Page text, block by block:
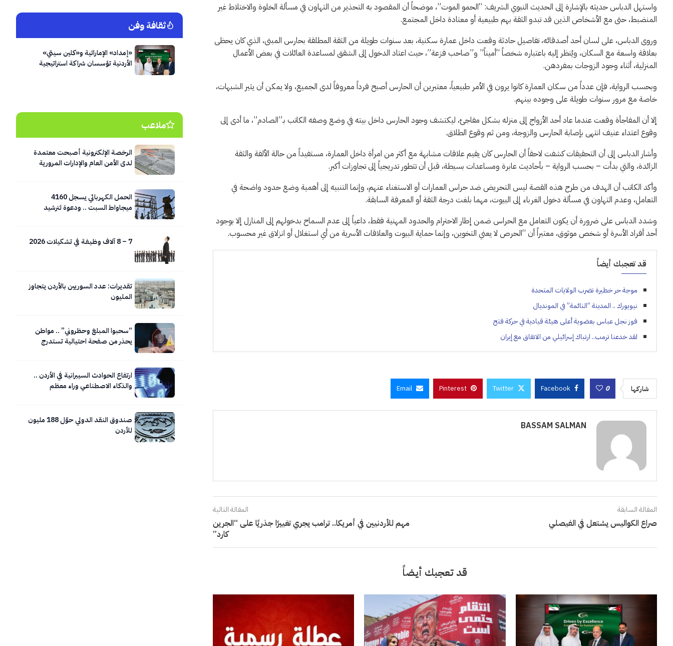
واستهل الدباس حديثه بالإشارة إلى الحديث النبوي الشريف: “الحمو الموت”، موضحاً أن المقصود به التحذير من التهاون في مسألة الخلوة والاختلاط غير
المنضبط، حتى مع الأشخاص الذين قد تبدو الثقة بهم طبيعية أو معتادة داخل المجتمع.
وروى الدباس، على لسان أحد أصدقائه، تفاصيل حادثة وقعت داخل عمارة سكنية، بعد سنوات طويلة من الثقة المطلقة بحارس المبنى، الذي كان يحظى
بعلاقة واسعة مع السكان، ويُنظر إليه باعتباره شخصاً “أميناً” و”صاحب فزعة”، حيث اعتاد الدخول إلى الشقق لمساعدة العائلات في بعض الأعمال
المنزلية، أثناء وجود الزوجات بمفردهن.
وبحسب الرواية، فإن عدداً من سكان العمارة كانوا يرون في الأمر طبيعياً، معتبرين أن الحارس أصبح فرداً معروفاً لدى الجميع، ولا يمكن أن يثير الشبهات،
خاصة مع مرور سنوات طويلة على وجوده بينهم.
إلا أن المفاجأة وقعت عندما عاد أحد الأزواج إلى منزله بشكل مفاجئ، ليكتشف وجود الحارس داخل بيته في وضع وصفه الكاتب بـ”الصادم”، ما أدى إلى
وقوع اعتداء عنيف انتهى بإصابة الحارس والزوجة، ومن ثم وقوع الطلاق.
وأشار الدباس إلى أن التحقيقات كشفت لاحقاً أن الحارس كان يقيم علاقات مشابهة مع أكثر من امرأة داخل العمارة، مستفيداً من حالة الألفة والثقة
الزائدة، والتي بدأت – بحسب الرواية – بأحاديث عابرة ومساعدات بسيطة، قبل أن تتطور تدريجياً إلى تجاوزات أكبر.
وأكد الكاتب أن الهدف من طرح هذه القصة ليس التحريض ضد حراس العمارات أو الاستغناء عنهم، وإنما التنبيه إلى أهمية وضع حدود واضحة في
التعامل، وعدم التهاون في مسألة دخول الغرباء إلى البيوت، مهما بلغت درجة الثقة أو المعرفة السابقة.
وشدد الدباس على ضرورة أن يكون التعامل مع الحراس ضمن إطار الاحترام والحدود المهنية فقط، داعياً إلى عدم السماح بدخولهم إلى المنازل إلا بوجود
أحد أفراد الأسرة أو شخص موثوق، معتبراً أن “الحرص لا يعني التخوين، وإنما حماية البيوت والعلاقات الأسرية من أي استغلال أو انزلاق غير محسوب.
قد تعجبك أيضاً
موجة حر خطيرة تضرب الولايات المتحدة
نيويورك .. المدينة “النائمة” في المونديال
فوز نجل عباس بعضوية أعلى هيئة قيادية في حركة فتح
لقد خدعنا ترمب.. ارتباك إسرائيلي من الاتفاق مع إيران
شاركها 0
Facebook
Twitter
Pinterest
Email
BASSAM SALMAN
المقالة السابقة
صراع الكواليس يشتعل في الفيصلي
المقالة التالية
مهم للأردنيين في أمريكا.. ترامب يجري تغييرًا جذريًا على “الجرين
كارد”
قد تعجبك أيضاً
ثقافة وفن
«إمداد» الإماراتية و«كلين سيتي»
الأردنية تؤسسان شراكة استراتيجية
ملاعب
الرخصة الإلكترونية أصبحت معتمدة
لدى الأمن العام والإدارات المرورية
الحمل الكهربائي يسجل 4160
ميجاواط السبت .. ودعوة لترشيد
7 – 8 آلاف وظـيـفـة في تشكيلات 2026
تقديرات: عدد السوريين بالأردن يتجاوز
المليون
“سحبوا المبلغ وحظروني” .. مواطن
يحذر من صفحة احتيالية تستدرج
ارتفاع الحوادث السيبرانية في الأردن ..
والذكاء الاصطناعي وراء معظم
صندوق النقد الدولي حوّل 188 مليون
للأردن